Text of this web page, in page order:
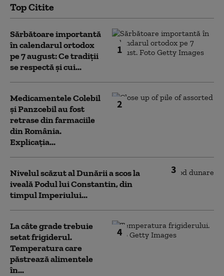
Top Citite
1
Sărbătoare importantă
în calendarul ortodox
pe 7 august: Ce tradiții
se respectă și cui...
2
Medicamentele Colebil
și Panzcebil au fost
retrase din farmaciile
din România.
Explicația...
3
Nivelul scăzut al Dunării a scos la
iveală Podul lui Constantin, din
timpul Imperiului...
4
La câte grade trebuie
setat frigiderul.
Temperatura care
păstrează alimentele
în...